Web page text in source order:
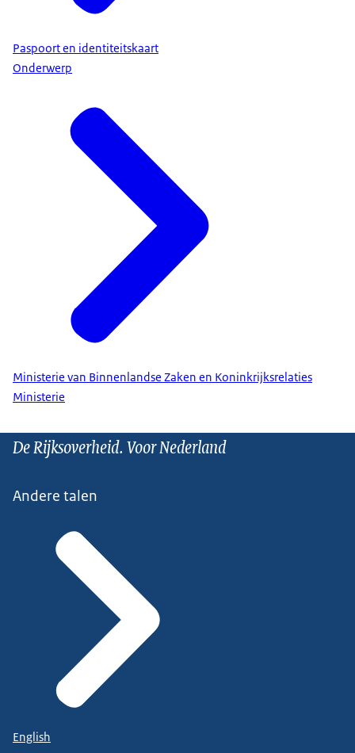
Paspoort en identiteitskaart
Onderwerp
Ministerie van Binnenlandse Zaken en Koninkrijksrelaties
Ministerie
De Rijksoverheid. Voor Nederland
Andere talen
English